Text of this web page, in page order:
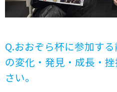
Q.おおぞら杯に参加す
の変化・発見・成長・
さい。